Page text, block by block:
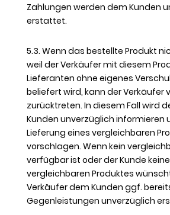
Zahlungen werden dem Kunden
erstattet.
5.3. Wenn das bestellte Produkt
weil der Verkäufer mit diesem
Lieferanten ohne eigenes
beliefert wird, kann der Verkäufer
zurücktreten. In diesem Fall wird
Kunden unverzüglich informieren
Lieferung eines vergleichbaren
vorschlagen. Wenn kein
verfügbar ist oder der Kunde
vergleichbaren Produktes
Verkäufer dem Kunden ggf.
Gegenleistungen unverzüglich